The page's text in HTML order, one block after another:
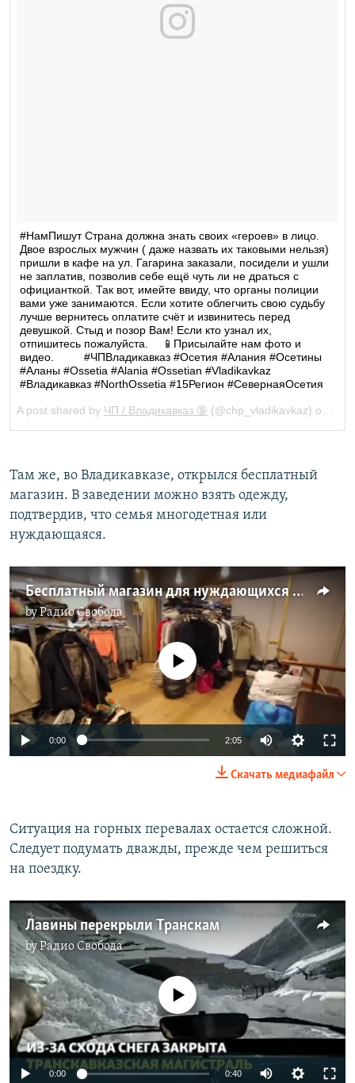
Там же, во Владикавказе, открылся бесплатный
магазин. В заведении можно взять одежду,
подтвердив, что семья многодетная или
нуждающаяся.
Бесплатный магазин для нуждающихся открылся во Владикавказе
byРадио Свобода
No media source currently available
0:00 2:05
Скачать медиафайл
Ситуация на горных перевалах остается сложной.
Следует подумать дважды, прежде чем решиться
на поездку.
Лавины перекрыли Транскам
byРадио Свобода
No media source currently available
0:00 0:40